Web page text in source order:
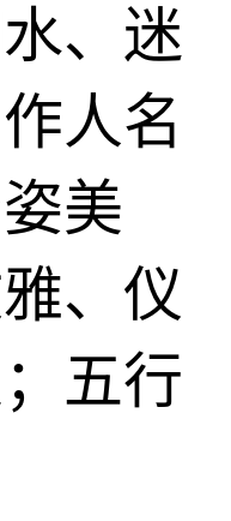
、迷
人名
美
、仪
五行